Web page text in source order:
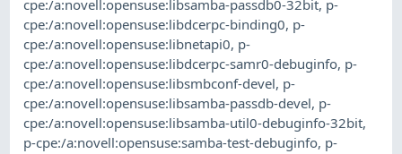
cpe:/a:novell:opensuse:libsamba-passdb0-32bit, p-
cpe:/a:novell:opensuse:libdcerpc-binding0, p-
cpe:/a:novell:opensuse:libnetapi0, p-
cpe:/a:novell:opensuse:libdcerpc-samr0-debuginfo, p-
cpe:/a:novell:opensuse:libsmbconf-devel, p-
cpe:/a:novell:opensuse:libsamba-passdb-devel, p-
cpe:/a:novell:opensuse:libsamba-util0-debuginfo-32bit,
p-cpe:/a:novell:opensuse:samba-test-debuginfo, p-